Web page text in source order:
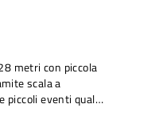
metri con piccola
scala a
piccoli eventi quali
piccoli